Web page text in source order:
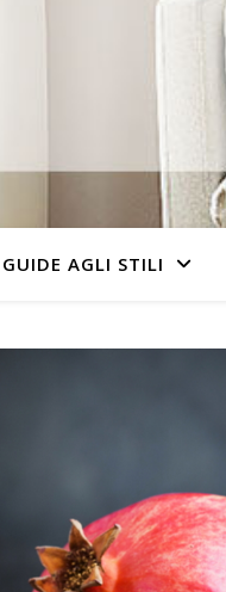
GUIDE AGLI STILI